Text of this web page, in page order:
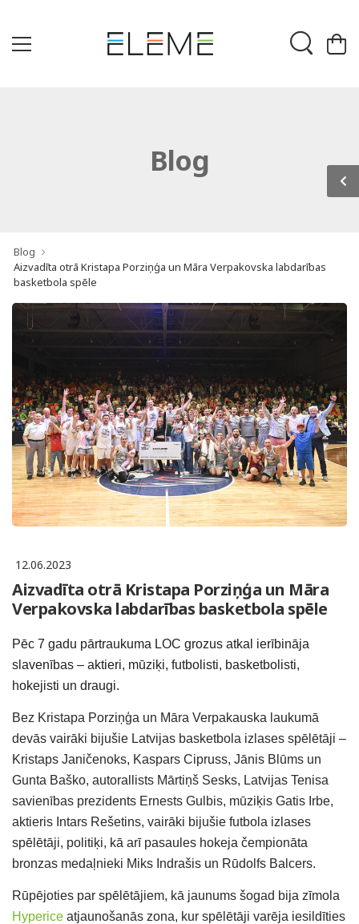
Blog
Blog
Aizvadīta otrā Kristapa Porziņģa un Māra Verpakovska labdarības
basketbola spēle
12.06.2023
Aizvadīta otrā Kristapa Porziņģa un Māra
Verpakovska labdarības basketbola spēle
Pēc 7 gadu pārtraukuma LOC grozus atkal ierībināja
slavenības – aktieri, mūziķi, futbolisti, basketbolisti,
hokejisti un draugi.
Bez Kristapa Porziņģa un Māra Verpakauska laukumā
devās vairāki bijušie Latvijas basketbola izlases spēlētāji –
Kristaps Janičenoks, Kaspars Cipruss, Jānis Blūms un
Gunta Baško, autorallists Mārtiņš Sesks, Latvijas Tenisa
savienības prezidents Ernests Gulbis, mūziķis Gatis Irbe,
aktieris Intars Rešetins, vairāki bijušie futbola izlases
spēlētāji, politiķi, kā arī pasaules hokeja čempionāta
bronzas medaļnieki Miks Indrašis un Rūdolfs Balcers.
Rūpējoties par spēlētājiem, kā jaunums šogad bija zīmola
Hyperice atjaunošanās zona, kur spēlētāji varēja iesildīties